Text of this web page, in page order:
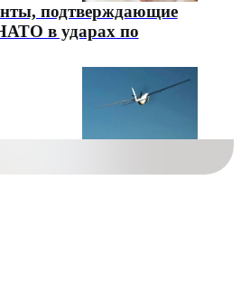
подтверждающие
в ударах по